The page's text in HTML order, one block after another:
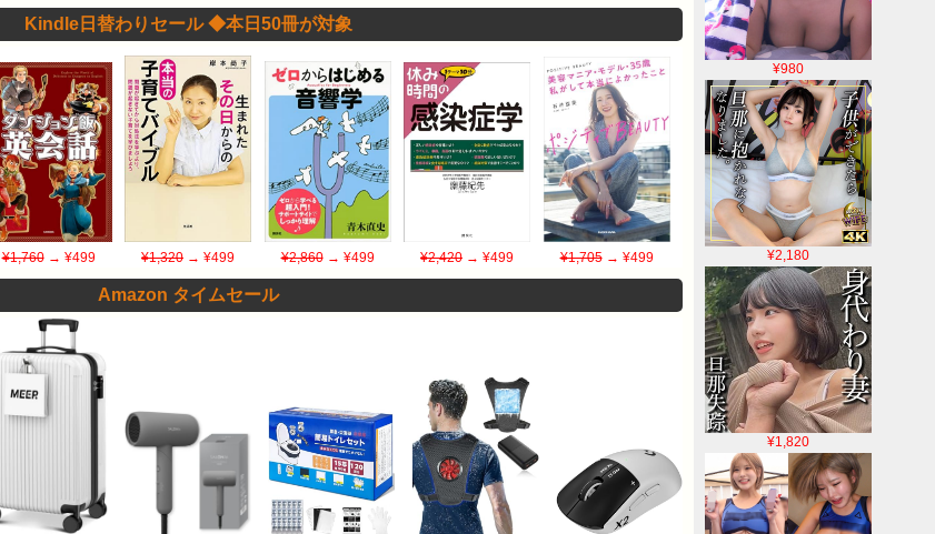
¥980
¥2,180
¥1,820
Kindle日替わりセール ◆本日50冊が対象
¥1,760→ ¥499 ¥1,320 → ¥499 ¥2,860→ ¥499 ¥2,420 → ¥499 ¥1,705→ ¥499
Amazon タイムセール